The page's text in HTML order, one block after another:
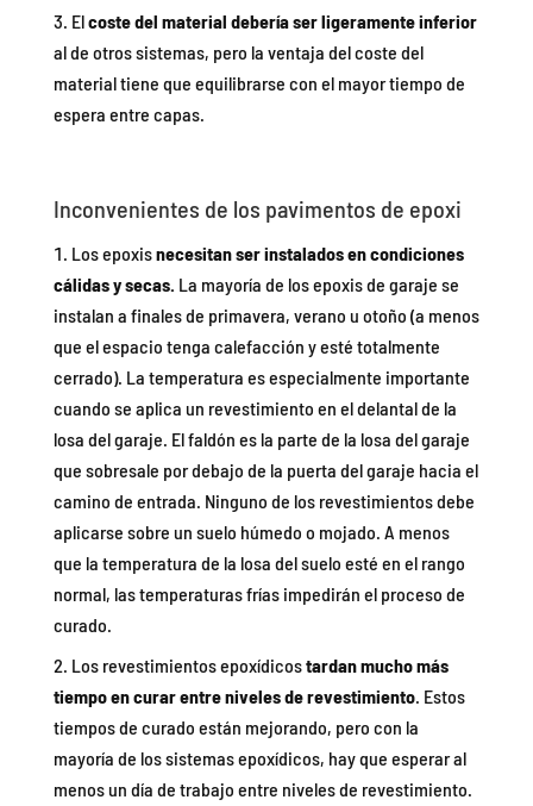
Elcoste del material debería ser ligeramente inferior
al de otros sistemas, pero la ventaja del coste del
material tiene que equilibrarse con el mayor tiempo de
espera entre capas.
Inconvenientes de los pavimentos de epoxi
Los epoxisnecesitan ser instalados en condiciones
cálidas y secas. La mayoría de los epoxis de garaje se
instalan a finales de primavera, verano u otoño (a menos
que el espacio tenga calefacción y esté totalmente
cerrado). La temperatura es especialmente importante
cuando se aplica un revestimiento en el delantal de la
losa del garaje. El faldón es la parte de la losa del garaje
que sobresale por debajo de la puerta del garaje hacia el
camino de entrada. Ninguno de los revestimientos debe
aplicarse sobre un suelo húmedo o mojado. A menos
que la temperatura de la losa del suelo esté en el rango
normal, las temperaturas frías impedirán el proceso de
curado.
Los revestimientos epoxídicostardan mucho más
tiempo en curar entre niveles de revestimiento. Estos
tiempos de curado están mejorando, pero con la
mayoría de los sistemas epoxídicos, hay que esperar al
menos un día de trabajo entre niveles de revestimiento.